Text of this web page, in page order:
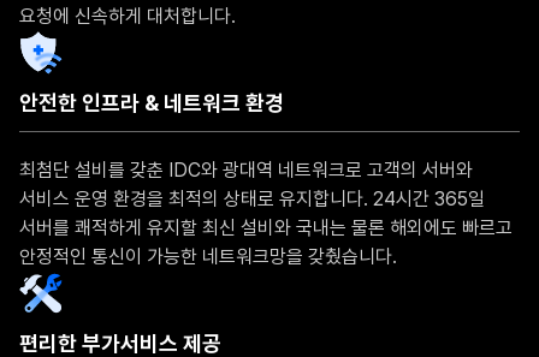
요청에 신속하게 대처합니다.
안전한 인프라 & 네트워크 환경
최첨단 설비를 갖춘 IDC와 광대역 네트워크로 고객의 서버와
서비스 운영 환경을 최적의 상태로 유지합니다. 24시간 365일
서버를 쾌적하게 유지할 최신 설비와 국내는 물론 해외에도 빠르고
안정적인 통신이 가능한 네트워크망을 갖췄습니다.
편리한 부가서비스 제공